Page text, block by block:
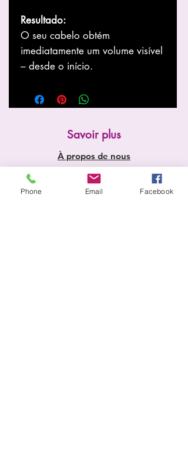
Resultado:
O seu cabelo obtém
imediatamente um volume visível
– desde o início.
Savoir plus
À propos de nous
Boutique
Nouvelles
Phone Email Facebook